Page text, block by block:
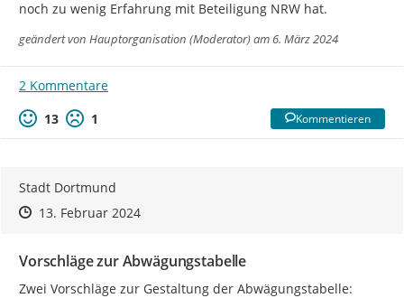
noch zu wenig Erfahrung mit Beteiligung NRW hat.
geändert von Hauptorganisation (Moderator)am 6. März 2024
2 Kommentare
13
1 Kommentieren
Stadt Dortmund
Zeitpunkt des Erstellens
Zeitpunkt des Erstellens
13. Februar 2024Zur Äußerung
Vorschläge zur Abwägungstabelle
Zwei Vorschläge zur Gestaltung der Abwägungstabelle: